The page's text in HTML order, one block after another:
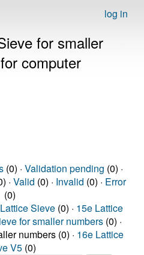
log in
for smaller
computer
(0) · Validation pending (0) ·
· Valid (0) · Invalid (0) · Error
(0)
Sieve (0) · 15e Lattice
for smaller numbers (0) ·
numbers (0) · 16e Lattice
V5 (0)